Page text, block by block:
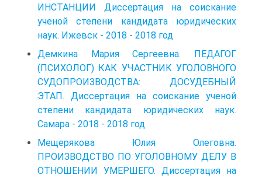
ИНСТАНЦИИ Диссертация на соискание
ученой степени кандидата юридических
наук. Ижевск - 2018 - 2018 год
Демкина Мария Сергеевна. ПЕДАГОГ
(ПСИХОЛОГ) КАК УЧАСТНИК УГОЛОВНОГО
СУДОПРОИЗВОДСТВА: ДОСУДЕБНЫЙ
ЭТАП. Диссертация на соискание ученой
степени кандидата юридических наук.
Самара - 2018 - 2018 год
Мещерякова Юлия Олеговна.
ПРОИЗВОДСТВО ПО УГОЛОВНОМУ ДЕЛУ В
ОТНОШЕНИИ УМЕРШЕГО. Диссертация на